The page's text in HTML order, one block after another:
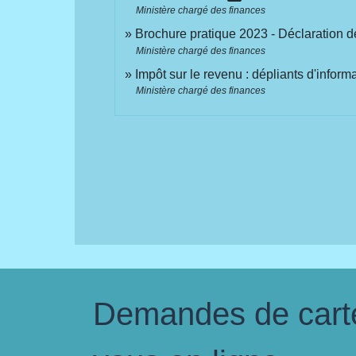
Ministère chargé des finances
Brochure pratique 2023 - Déclaration
Ministère chargé des finances
Impôt sur le revenu : dépliants
Ministère chargé des finances
Demandes de